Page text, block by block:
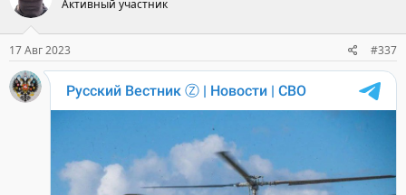
и
и
:
Активный участник
17 Авг 2023 #337